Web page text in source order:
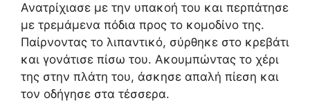
Ανατρίχιασε με την υπακοή του και περπάτησε
με τρεμάμενα πόδια προς το κομοδίνο της.
Παίρνοντας το λιπαντικό, σύρθηκε στο κρεβάτι
και γονάτισε πίσω του. Ακουμπώντας το χέρι
της στην πλάτη του, άσκησε απαλή πίεση και
τον οδήγησε στα τέσσερα.